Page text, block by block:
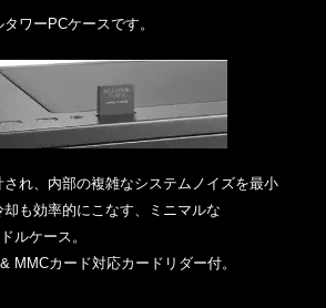
ワーPCケースです。
れ、内部の複雑なシステムノイズを最小
も効率的にこなす、ミニマルな
ルケース。
MMCカード対応カードリダー付。